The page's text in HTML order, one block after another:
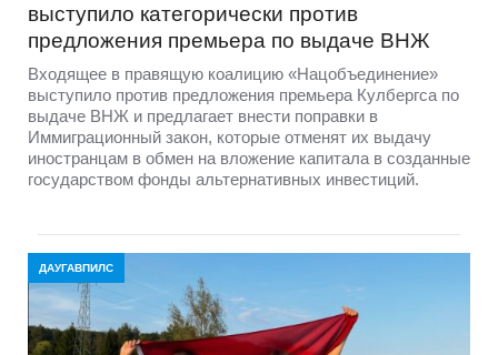
выступило категорически против
предложения премьера по выдаче ВНЖ
Входящее в правящую коалицию «Нацобъединение»
выступило против предложения премьера Кулбергса по
выдаче ВНЖ и предлагает внести поправки в
Иммиграционный закон, которые отменят их выдачу
иностранцам в обмен на вложение капитала в созданные
государством фонды альтернативных инвестиций.
ДАУГАВПИЛС